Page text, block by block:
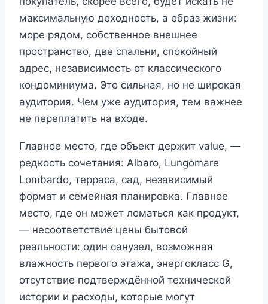
максимальную доходность, а образ жизни:
море рядом, собственное внешнее
пространство, две спальни, спокойный
адрес, независимость от классического
кондоминиума. Это сильная, но не широкая
аудитория. Чем уже аудитория, тем важнее
не переплатить на входе.
Главное место, где объект держит value, —
редкость сочетания: Albaro, Lungomare
Lombardo, терраса, сад, независимый
формат и семейная планировка. Главное
место, где он может ломаться как продукт,
— несоответствие цены бытовой
реальности: один санузел, возможная
влажность первого этажа, энергокласс G,
отсутствие подтверждённой технической
истории и расходы, которые могут